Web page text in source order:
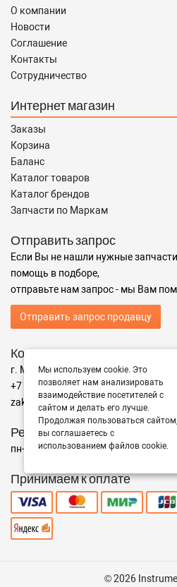
О компании
Новости
Соглашение
Контакты
Сотрудничество
Интернет магазин
Заказы
Корзина
Баланс
Каталог товаров
Каталог брендов
Запчасти по Маркам
Отправить запрос
Если Вы не нашли нужные
помощь в подборе,
отправьте нам запрос - мы Вам
Отправить запрос продавцу
Контакты
г. Москва ул. Адрес
+7 (499) 350-94-25
zakaz@instrumentzip.ru
Режим работы
пн-пт с 9:00 до 18:00, сб 9:00 до
Принимаем к оплате
© 2026
Мы используем cookie. Это
позволяет нам анализировать
взаимодействие посетителей с
сайтом и делать его лучше.
Продолжая пользоваться сайтом,
вы соглашаетесь с
использованием файлов cookie.